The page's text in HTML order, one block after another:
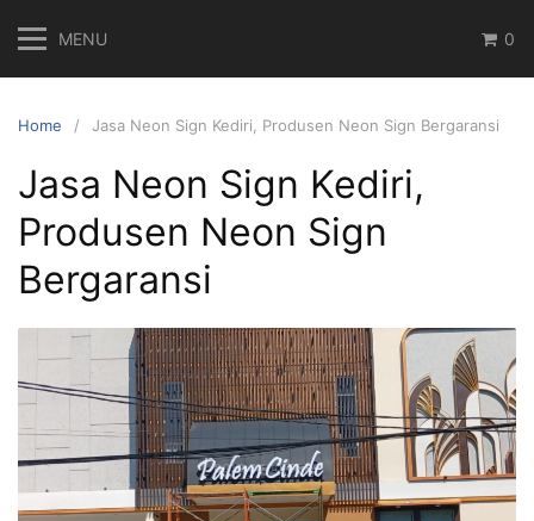
content
MENU 0
Home Jasa Neon Sign Kediri, Produsen Neon Sign Bergaransi
Jasa Neon Sign Kediri,
Produsen Neon Sign
Bergaransi